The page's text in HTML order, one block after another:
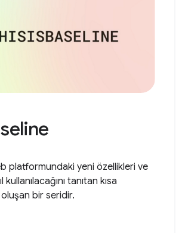
platformundaki yeni özellikleri ve
kullanılacağını tanıtan kısa
bir seridir.